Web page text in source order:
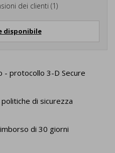
dei clienti (1)
disponibile
- protocollo 3-D Secure
di sicurezza
di 30 giorni